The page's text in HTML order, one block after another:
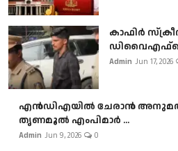
കാഫിർ
ഡിവൈഎഫ്ഐ
Admin Jun 17, 2026
എൻഡിഎയിൽ ചേരാൻ അനുമതി
തൃണമൂൽ എംപിമാർ ...
Admin Jun 9, 2026 0